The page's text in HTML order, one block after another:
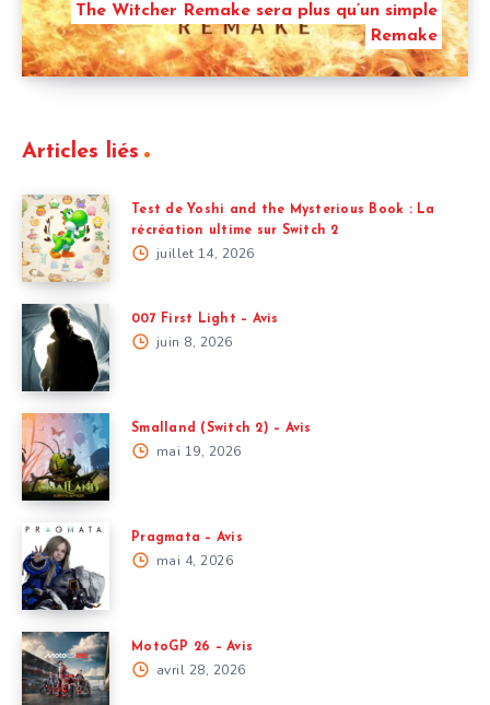
The Witcher Remake sera plus qu’un simple
Remake
Articles liés
Test de Yoshi and the Mysterious Book : La
récréation ultime sur Switch 2
juillet 14, 2026
007 First Light – Avis
juin 8, 2026
Smalland (Switch 2) – Avis
mai 19, 2026
Pragmata – Avis
mai 4, 2026
MotoGP 26 – Avis
avril 28, 2026